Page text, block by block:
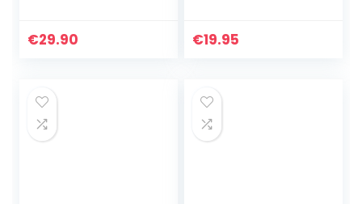
lifetime
€29.90
Jahr für 3 PC
€19.95